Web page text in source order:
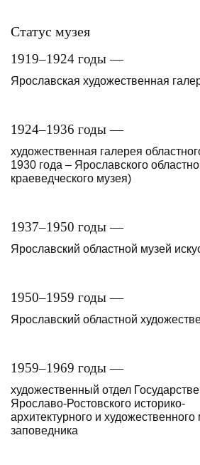
Статус музея
1919–1924 годы —
Ярославская художественная
1924–1936 годы —
художественная галерея
1930 года – Ярославского
краеведческого музея)
1937–1950 годы —
Ярославский областной музей
1950–1959 годы —
Ярославский областной
1959–1969 годы —
художественный отдел
Ярославо-Ростовского историко-
архитектурного и художественного
заповедника